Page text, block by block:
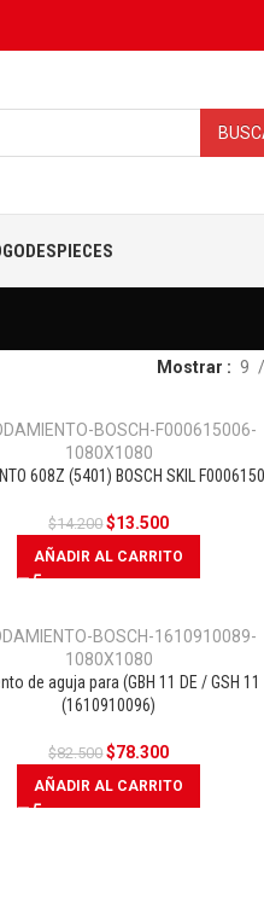
DESPIECES
Mostrar 9
608Z (5401) BOSCH SKIL
$14.200 $13.500
AÑADIR AL CARRITO
de aguja para (GBH 11 DE / GSH 11
(1610910096)
$82.500 $78.300
AÑADIR AL CARRITO